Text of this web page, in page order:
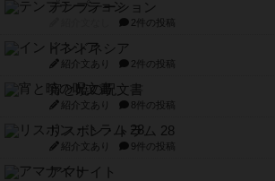
テンプテーション
2件の投稿
インドネシア
紹介文あり 2件の投稿
宵と暁の呪文書
紹介文あり 8件の投稿
リスボン・トラム 28
紹介文あり 9件の投稿
アマナイト